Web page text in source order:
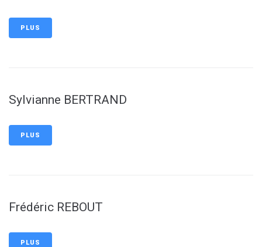
PLUS
Sylvianne BERTRAND
PLUS
Frédéric REBOUT
PLUS